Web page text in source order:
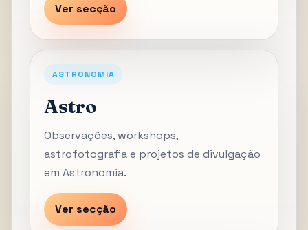
Ver secção
ASTRONOMIA
Astro
Observações, workshops,
astrofotografia e projetos de divulgação
em Astronomia.
Ver secção